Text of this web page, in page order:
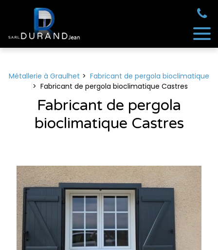
Métallerie à Graulhet
Fabricant de pergola bioclimatique
Fabricant de pergola bioclimatique Castres
Fabricant de pergola
bioclimatique Castres